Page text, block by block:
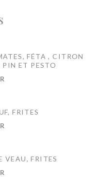
FÉTA , CITRON
ET PESTO
FRITES
VEAU, FRITES